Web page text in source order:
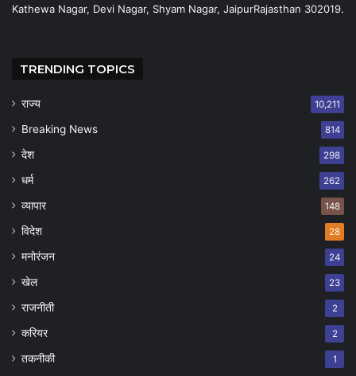
Kathewa Nagar, Devi Nagar, Shyam Nagar, JaipurRajasthan 302019.
TRENDING TOPICS
राज्य 10,211
Breaking News 814
देश 298
धर्म 262
व्यापार 148
विदेश 28
मनोरंजन 24
खेल 23
राजनीती 2
करियर 2
तकनीकी 1